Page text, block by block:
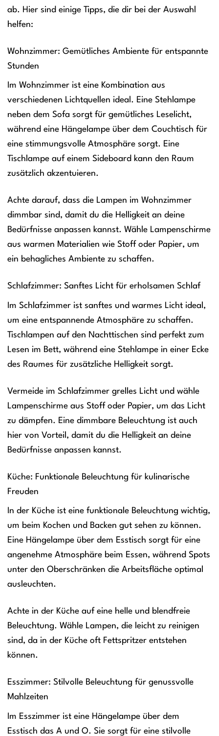
ab. Hier sind einige Tipps, die dir bei der Auswahl
helfen:
Wohnzimmer: Gemütliches Ambiente für entspannte
Stunden
Im Wohnzimmer ist eine Kombination aus
verschiedenen Lichtquellen ideal. Eine Stehlampe
neben dem Sofa sorgt für gemütliches Leselicht,
während eine Hängelampe über dem Couchtisch für
eine stimmungsvolle Atmosphäre sorgt. Eine
Tischlampe auf einem Sideboard kann den Raum
zusätzlich akzentuieren.
Achte darauf, dass die Lampen im Wohnzimmer
dimmbar sind, damit du die Helligkeit an deine
Bedürfnisse anpassen kannst. Wähle Lampenschirme
aus warmen Materialien wie Stoff oder Papier, um
ein behagliches Ambiente zu schaffen.
Schlafzimmer: Sanftes Licht für erholsamen Schlaf
Im Schlafzimmer ist sanftes und warmes Licht ideal,
um eine entspannende Atmosphäre zu schaffen.
Tischlampen auf den Nachttischen sind perfekt zum
Lesen im Bett, während eine Stehlampe in einer Ecke
des Raumes für zusätzliche Helligkeit sorgt.
Vermeide im Schlafzimmer grelles Licht und wähle
Lampenschirme aus Stoff oder Papier, um das Licht
zu dämpfen. Eine dimmbare Beleuchtung ist auch
hier von Vorteil, damit du die Helligkeit an deine
Bedürfnisse anpassen kannst.
Küche: Funktionale Beleuchtung für kulinarische
Freuden
In der Küche ist eine funktionale Beleuchtung wichtig,
um beim Kochen und Backen gut sehen zu können.
Eine Hängelampe über dem Esstisch sorgt für eine
angenehme Atmosphäre beim Essen, während Spots
unter den Oberschränken die Arbeitsfläche optimal
ausleuchten.
Achte in der Küche auf eine helle und blendfreie
Beleuchtung. Wähle Lampen, die leicht zu reinigen
sind, da in der Küche oft Fettspritzer entstehen
können.
Esszimmer: Stilvolle Beleuchtung für genussvolle
Mahlzeiten
Im Esszimmer ist eine Hängelampe über dem
Esstisch das A und O. Sie sorgt für eine stilvolle